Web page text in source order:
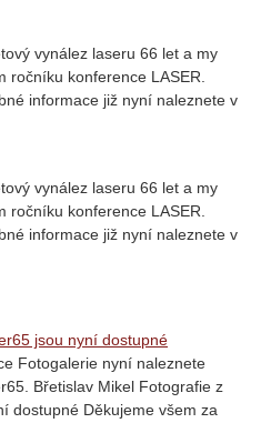
vynález laseru 66 let a my
ročníku konference LASER.
informace již nyní naleznete v
vynález laseru 66 let a my
ročníku konference LASER.
informace již nyní naleznete v
jsou nyní dostupné
Fotogalerie nyní naleznete
Břetislav Mikel Fotografie z
dostupné Děkujeme všem za